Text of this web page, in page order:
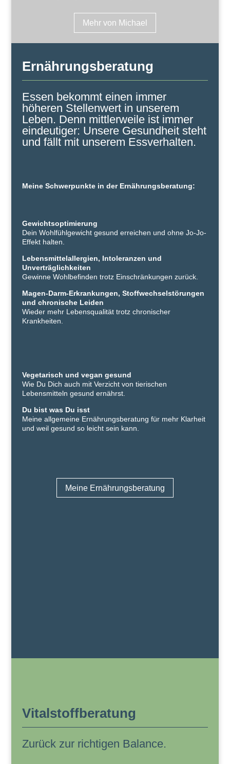
Mehr von Michael
Ernährungsberatung
Essen bekommt einen immer
höheren Stellenwert in unserem
Leben. Denn mittlerweile ist immer
eindeutiger: Unsere Gesundheit steht
und fällt mit unserem Essverhalten.
Meine Schwerpunkte in der Ernährungsberatung:
Gewichtsoptimierung
Dein Wohlfühlgewicht gesund erreichen und ohne Jo-Jo-
Effekt halten.
Lebensmittelallergien, Intoleranzen und
Unverträglichkeiten
Gewinne Wohlbefinden trotz Einschränkungen zurück.
Magen-Darm-Erkrankungen, Stoffwechselstörungen
und chronische Leiden
Wieder mehr Lebensqualität trotz chronischer
Krankheiten.
Vegetarisch und vegan gesund
Wie Du Dich auch mit Verzicht von tierischen
Lebensmitteln gesund ernährst.
Du bist was Du isst
Meine allgemeine Ernährungsberatung für mehr Klarheit
und weil gesund so leicht sein kann.
Meine Ernährungsberatung
Vitalstoffberatung
Zurück zur richtigen Balance.